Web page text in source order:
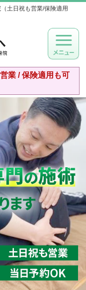
土日祝も営業/保険適用
業 / 保険適用も可